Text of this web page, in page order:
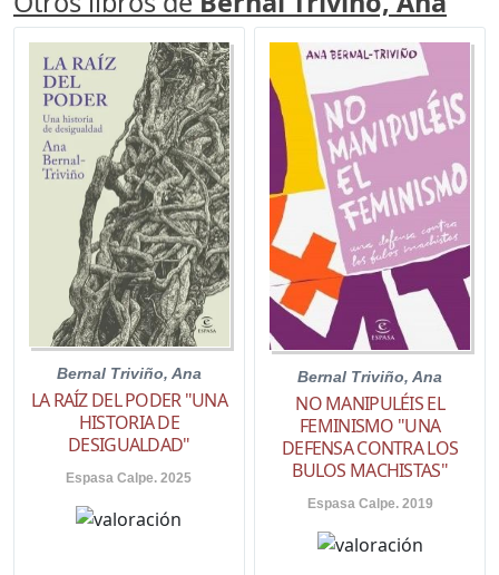
Bernal Triviño, Ana
LA RAÍZ DEL PODER "UNA
HISTORIA DE
DESIGUALDAD"
Espasa Calpe. 2025
Bernal Triviño, Ana
NO MANIPULÉIS EL
FEMINISMO "UNA
DEFENSA CONTRA LOS
BULOS MACHISTAS"
Espasa Calpe. 2019